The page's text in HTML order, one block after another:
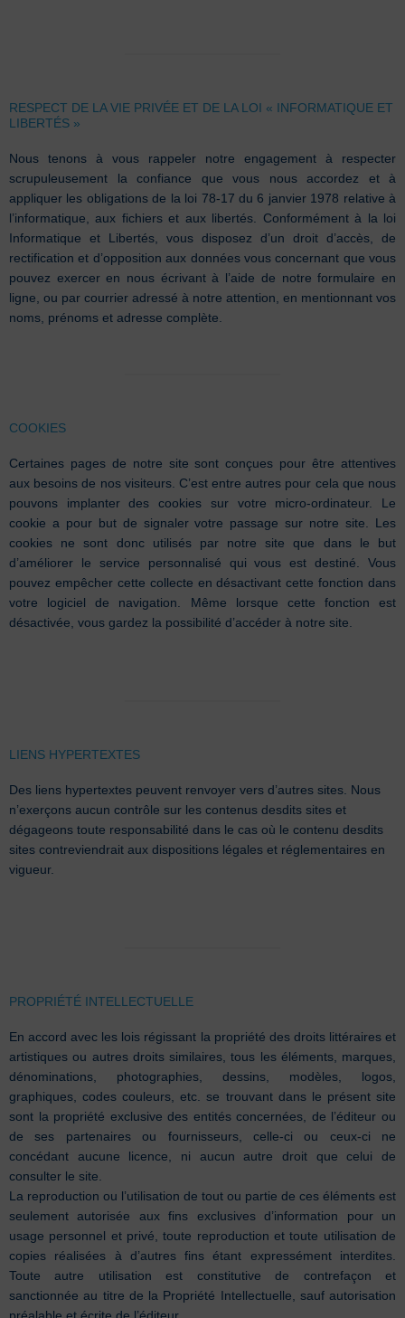
RESPECT DE LA VIE PRIVÉE ET DE LA LOI « INFORMATIQUE ET
LIBERTÉS »
Nous tenons à vous rappeler notre engagement à respecter
scrupuleusement la confiance que vous nous accordez et à
appliquer les obligations de la loi 78-17 du 6 janvier 1978 relative à
l’informatique, aux fichiers et aux libertés. Conformément à la loi
Informatique et Libertés, vous disposez d’un droit d’accès, de
rectification et d’opposition aux données vous concernant que vous
pouvez exercer en nous écrivant à l’aide de notre formulaire en
ligne, ou par courrier adressé à notre attention, en mentionnant vos
noms, prénoms et adresse complète.
COOKIES
Certaines pages de notre site sont conçues pour être attentives
aux besoins de nos visiteurs. C’est entre autres pour cela que nous
pouvons implanter des cookies sur votre micro-ordinateur. Le
cookie a pour but de signaler votre passage sur notre site. Les
cookies ne sont donc utilisés par notre site que dans le but
d’améliorer le service personnalisé qui vous est destiné. Vous
pouvez empêcher cette collecte en désactivant cette fonction dans
votre logiciel de navigation. Même lorsque cette fonction est
désactivée, vous gardez la possibilité d’accéder à notre site.
LIENS HYPERTEXTES
Des liens hypertextes peuvent renvoyer vers d’autres sites. Nous
n’exerçons aucun contrôle sur les contenus desdits sites et
dégageons toute responsabilité dans le cas où le contenu desdits
sites contreviendrait aux dispositions légales et réglementaires en
vigueur.
PROPRIÉTÉ INTELLECTUELLE
En accord avec les lois régissant la propriété des droits littéraires et
artistiques ou autres droits similaires, tous les éléments, marques,
dénominations, photographies, dessins, modèles, logos,
graphiques, codes couleurs, etc. se trouvant dans le présent site
sont la propriété exclusive des entités concernées, de l’éditeur ou
de ses partenaires ou fournisseurs, celle-ci ou ceux-ci ne
concédant aucune licence, ni aucun autre droit que celui de
consulter le site.
La reproduction ou l’utilisation de tout ou partie de ces éléments est
seulement autorisée aux fins exclusives d’information pour un
usage personnel et privé, toute reproduction et toute utilisation de
copies réalisées à d’autres fins étant expressément interdites.
Toute autre utilisation est constitutive de contrefaçon et
sanctionnée au titre de la Propriété Intellectuelle, sauf autorisation